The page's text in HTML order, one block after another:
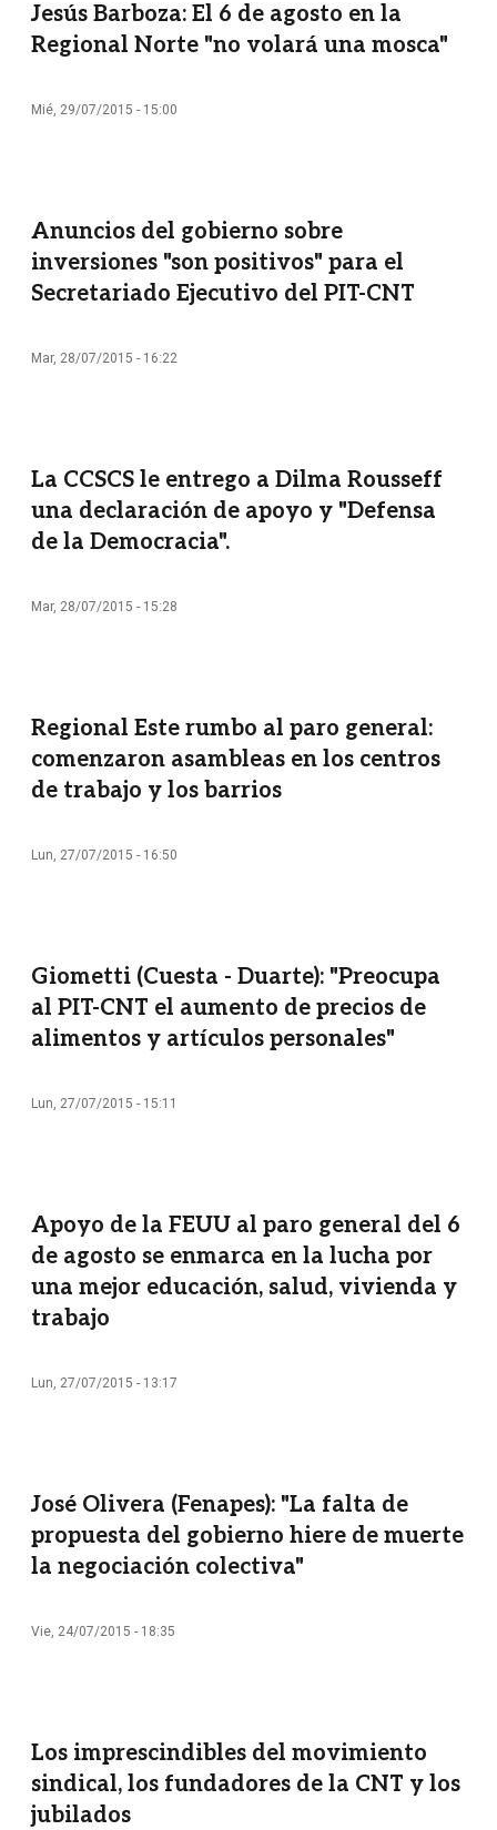
Jesús Barboza: El 6 de agosto en la
Regional Norte "no volará una mosca"
Mié, 29/07/2015 - 15:00
Anuncios del gobierno sobre
inversiones "son positivos" para el
Secretariado Ejecutivo del PIT-CNT
Mar, 28/07/2015 - 16:22
La CCSCS le entrego a Dilma Rousseff
una declaración de apoyo y "Defensa
de la Democracia".
Mar, 28/07/2015 - 15:28
Regional Este rumbo al paro general:
comenzaron asambleas en los centros
de trabajo y los barrios
Lun, 27/07/2015 - 16:50
Giometti (Cuesta - Duarte): "Preocupa
al PIT-CNT el aumento de precios de
alimentos y artículos personales"
Lun, 27/07/2015 - 15:11
Apoyo de la FEUU al paro general del 6
de agosto se enmarca en la lucha por
una mejor educación, salud, vivienda y
trabajo
Lun, 27/07/2015 - 13:17
José Olivera (Fenapes): "La falta de
propuesta del gobierno hiere de muerte
la negociación colectiva"
Vie, 24/07/2015 - 18:35
Los imprescindibles del movimiento
sindical, los fundadores de la CNT y los
jubilados